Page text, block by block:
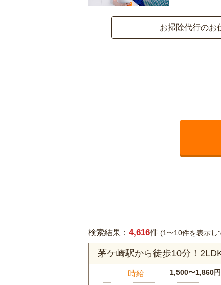
お掃除代行のお
検索結果： 4,616件 (1〜10件を表示し
茅ケ崎駅から徒歩10分！
時給 1,500〜1,860円